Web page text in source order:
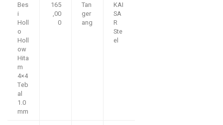
Bes
i
Holl
o
Holl
ow
Hita
m
4×4
Teb
al
1.0
mm
165
,00
0
Tan
ger
ang
KAI
SA
R
Ste
el